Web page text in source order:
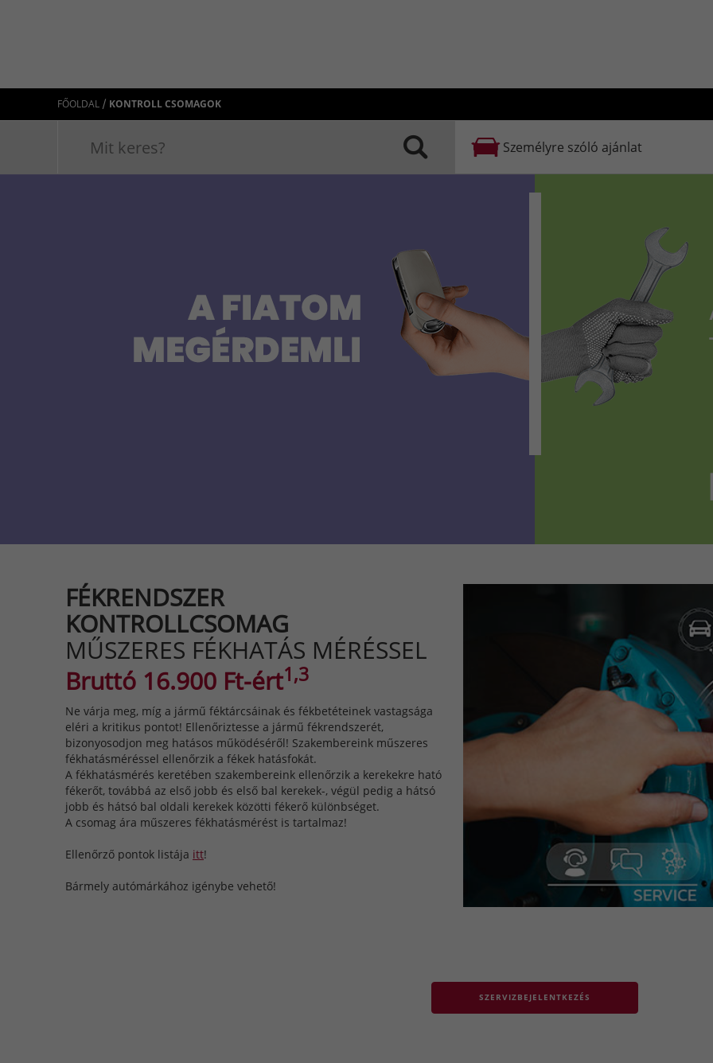
FŐOLDAL / KONTROLL CSOMAGOK
Személyre szóló ajánlat
FÉKRENDSZER
KONTROLLCSOMAG
MŰSZERES FÉKHATÁS MÉRÉSSEL
Bruttó 16.900 Ft-ért1,3
Ne várja meg, míg a jármű féktárcsáinak és fékbetéteinek vastagsága
eléri a kritikus pontot! Ellenőriztesse a jármű fékrendszerét,
bizonyosodjon meg hatásos működéséről! Szakembereink műszeres
fékhatásméréssel ellenőrzik a fékek hatásfokát.
A fékhatásmérés keretében szakembereink ellenőrzik a kerekekre ható
fékerőt, továbbá az első jobb és első bal kerekek-, végül pedig a hátsó
jobb és hátsó bal oldali kerekek közötti fékerő különbséget.
A csomag ára műszeres fékhatásmérést is tartalmaz!
Ellenőrző pontok listája itt!
Bármely autómárkához igénybe vehető!
SZERVIZBEJELENTKEZÉS